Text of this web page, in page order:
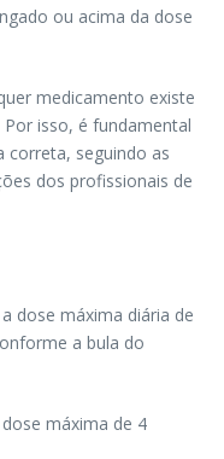
ou acima da dose
medicamento existe
isso, é fundamental
correta, seguindo as
dos profissionais de
dose máxima diária de
a bula do
máxima de 4